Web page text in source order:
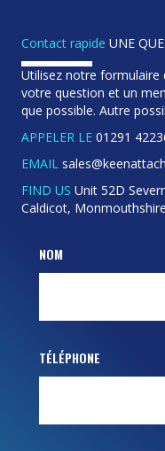
Contact rapide UNE
Utilisez notre
votre question et un
que possible. Autre
APPELER LE 01291
EMAIL
FIND US Unit 52D
Caldicot,
NOM
TÉLÉPHONE